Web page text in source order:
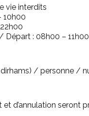
vie interdits
10h00
Départ : 08h00 – 11h00
/ personne /
d’annulation seront